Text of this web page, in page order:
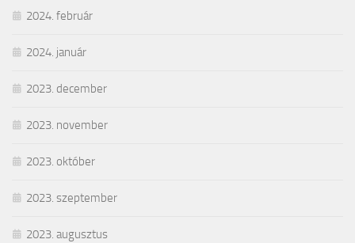
2024. február
2024. január
2023. december
2023. november
2023. október
2023. szeptember
2023. augusztus